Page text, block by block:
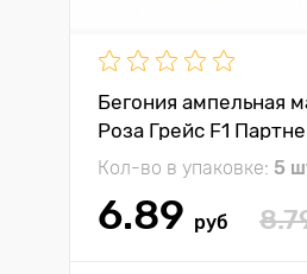
Бегония ампельная
Роза Грейс F1
Кол-во в упаковке: 5
6.89 руб